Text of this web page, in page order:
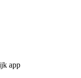
app